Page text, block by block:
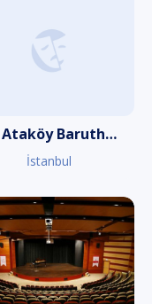
İBB Ataköy Baruthane Sahnesi
İstanbul